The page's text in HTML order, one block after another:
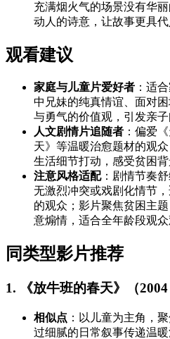
充满烟火气的场景没有华
动人的诗意，让故事更具代
观看建议
家庭与儿童片爱好者 ：适
中兄妹的纯真情谊、面对
与勇气的价值观，引发亲子
人文剧情片追随者 ：偏爱
天》等温暖治愈题材的观
生活细节打动，感受贫困背
注意风格适配：剧情节奏
无激烈冲突或戏剧化情节
的观众；影片聚焦贫困主
意煽情，适合全年龄段观众
同类型影片推荐
1. 《放牛班的春天》（
相似点 ：以儿童为主角，
过细腻的日常叙事传递温